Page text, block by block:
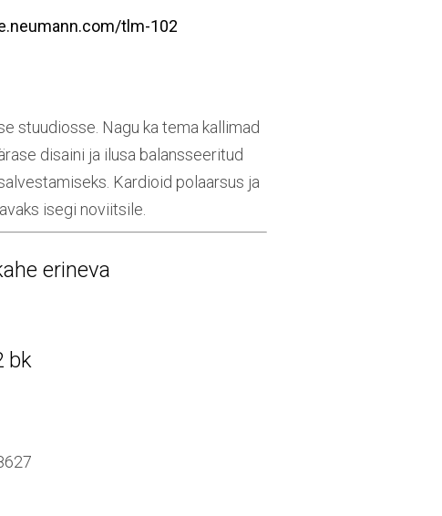
tlm-102
stuudiosse. Nagu ka tema kallimad
disaini ja ilusa balansseeritud
Kardioid polaarsus ja
isegi noviitsile.
erineva
bk